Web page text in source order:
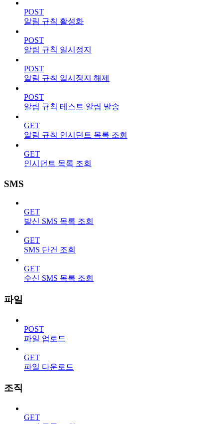
POST
알림 규칙 활성화
POST
알림 규칙 일시정지
POST
알림 규칙 일시정지 해제
POST
알림 규칙 테스트 알림 발송
GET
알림 규칙 인시던트 목록 조회
GET
인시던트 목록 조회
SMS
GET
발신 SMS 목록 조회
GET
SMS 단건 조회
GET
수신 SMS 목록 조회
파일
POST
파일 업로드
GET
파일 다운로드
조직
GET